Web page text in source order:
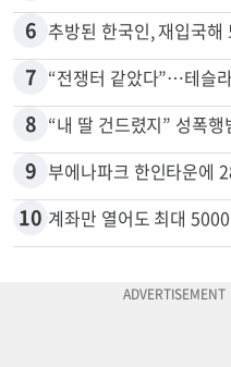
6 추방된 한국인, 재입국해
7 “전쟁터 같았다”…테슬
8
9 부에나파크 한인타운에
10 계좌만 열어도 최대